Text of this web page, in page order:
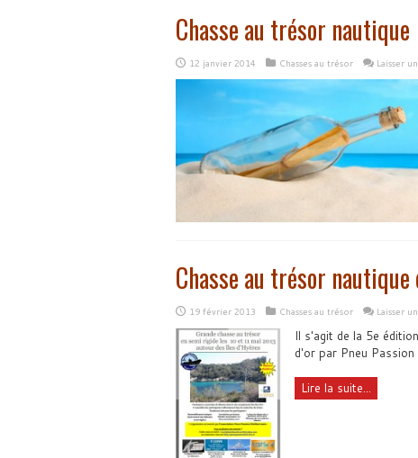
Chasse au trésor nautique
12 janvier 2014 Chasses au trésor Laisser
Chasse au trésor nautique
19 février 2013 Chasses au trésor Laisser
Il s'agit de la 5e
d'or par Pneu
Lire la suite...